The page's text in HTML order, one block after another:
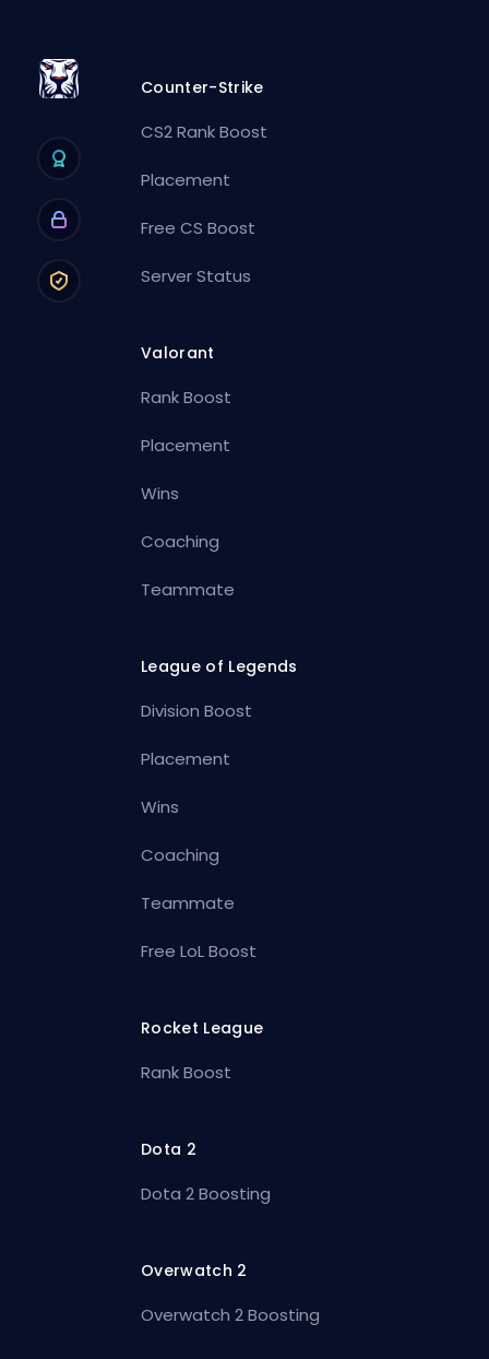
Counter-Strike
CS2 Rank Boost
Placement
Free CS Boost
Server Status
Valorant
Rank Boost
Placement
Wins
Coaching
Teammate
League of Legends
Division Boost
Placement
Wins
Coaching
Teammate
Free LoL Boost
Rocket League
Rank Boost
Dota 2
Dota 2 Boosting
Overwatch 2
Overwatch 2 Boosting